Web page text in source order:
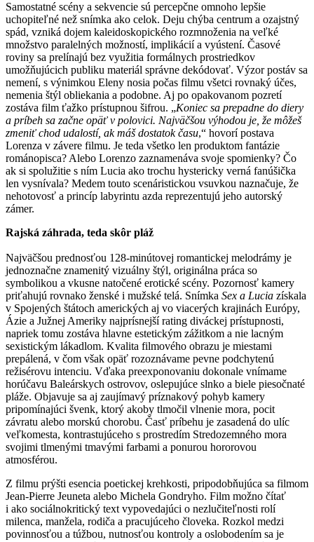
Samostatné scény a sekvencie sú percepčne omnoho lepšie
uchopiteľné než snímka ako celok. Deju chýba centrum a ozajstný
spád, vzniká dojem kaleidoskopického rozmnoženia na veľké
množstvo paralelných možností, implikácií a vyústení. Časové
roviny sa prelínajú bez využitia formálnych prostriedkov
umožňujúcich publiku materiál správne dekódovať. Výzor postáv sa
nemení, s výnimkou Eleny nosia počas filmu všetci rovnaký účes,
nemenia štýl obliekania a podobne. Aj po opakovanom pozretí
zostáva film ťažko prístupnou šifrou. „Koniec sa prepadne do diery
a príbeh sa začne opäť v polovici. Najväčšou výhodou je, že môžeš
zmeniť chod udalostí, ak máš dostatok času,“ hovorí postava
Lorenza v závere filmu. Je teda všetko len produktom fantázie
románopisca? Alebo Lorenzo zaznamenáva svoje spomienky? Čo
ak si spolužitie s ním Lucia ako trochu hystericky verná fanúšička
len vysnívala? Medem touto scenáristickou vsuvkou naznačuje, že
nehotovosť a princíp labyrintu azda reprezentujú jeho autorský
zámer.
Rajská záhrada, teda skôr pláž
Najväčšou prednosťou 128-minútovej romantickej melodrámy je
jednoznačne znamenitý vizuálny štýl, originálna práca so
symbolikou a vkusne natočené erotické scény. Pozornosť kamery
priťahujú rovnako ženské i mužské telá. Snímka Sex a Lucia získala
v Spojených štátoch amerických aj vo viacerých krajinách Európy,
Ázie a Južnej Ameriky najprísnejší rating diváckej prístupnosti,
napriek tomu zostáva hlavne estetickým zážitkom a nie lacným
sexistickým lákadlom. Kvalita filmového obrazu je miestami
prepálená, v čom však opäť rozoznávame pevne podchytenú
režisérovu intenciu. Vďaka preexponovaniu dokonale vnímame
horúčavu Baleárskych ostrovov, oslepujúce slnko a biele piesočnaté
pláže. Objavuje sa aj zaujímavý príznakový pohyb kamery
pripomínajúci švenk, ktorý akoby tlmočil vlnenie mora, pocit
závratu alebo morskú chorobu. Časť príbehu je zasadená do ulíc
veľkomesta, kontrastujúceho s prostredím Stredozemného mora
svojimi tlmenými tmavými farbami a ponurou hororovou
atmosférou.
Z filmu prýšti esencia poetickej krehkosti, pripodobňujúca sa filmom
Jean-Pierre Jeuneta alebo Michela Gondryho. Film možno čítať
i ako sociálnokritický text vypovedajúci o nezlučiteľnosti rolí
milenca, manžela, rodiča a pracujúceho človeka. Rozkol medzi
povinnosťou a túžbou, nutnosťou kontroly a oslobodením sa je